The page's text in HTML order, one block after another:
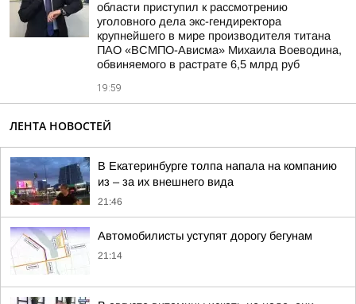
области приступил к рассмотрению
уголовного дела экс-гендиректора
крупнейшего в мире производителя титана
ПАО «ВСМПО-Ависма» Михаила Воеводина,
обвиняемого в растрате 6,5 млрд руб
19:59
ЛЕНТА НОВОСТЕЙ
В Екатеринбурге толпа напала на компанию
из – за их внешнего вида
21:46
Автомобилисты уступят дорогу бегунам
21:14